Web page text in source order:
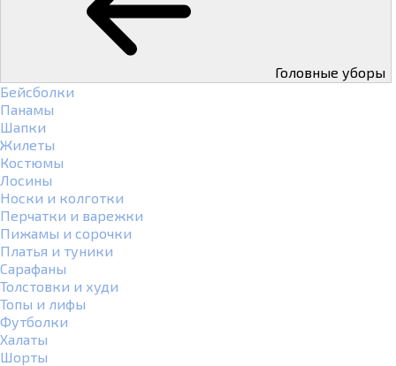
Головные уборы
Бейсболки
Панамы
Шапки
Жилеты
Костюмы
Лосины
Носки и колготки
Перчатки и варежки
Пижамы и сорочки
Платья и туники
Сарафаны
Толстовки и худи
Топы и лифы
Футболки
Халаты
Шорты